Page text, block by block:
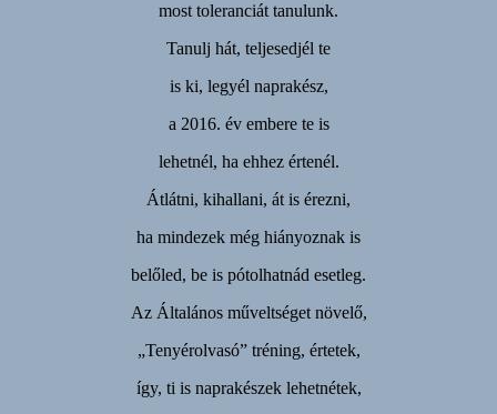
most toleranciát tanulunk.
Tanulj hát, teljesedjél te
is ki, legyél naprakész,
a 2016. év embere te is
lehetnél, ha ehhez értenél.
Átlátni, kihallani, át is érezni,
ha mindezek még hiányoznak is
belőled, be is pótolhatnád esetleg.
Az Általános műveltséget növelő,
„Tenyérolvasó” tréning, értetek,
így, ti is naprakészek lehetnétek,